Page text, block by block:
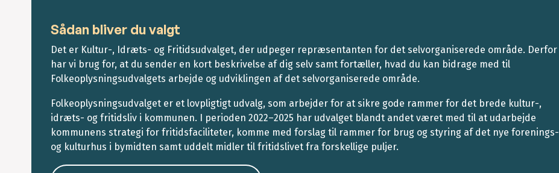
Sådan bliver du valgt
Det er Kultur-, Idræts- og Fritidsudvalget, der udpeger repræsentanten for det selvorganiserede område. Derfor
har vi brug for, at du sender en kort beskrivelse af dig selv samt fortæller, hvad du kan bidrage med til
Folkeoplysningsudvalgets arbejde og udviklingen af det selvorganiserede område.
Folkeoplysningsudvalget er et lovpligtigt udvalg, som arbejder for at sikre gode rammer for det brede kultur-,
idræts- og fritidsliv i kommunen. I perioden 2022–2025 har udvalget blandt andet været med til at udarbejde
kommunens strategi for fritidsfaciliteter, komme med forslag til rammer for brug og styring af det nye forenings-
og kulturhus i bymidten samt uddelt midler til fritidslivet fra forskellige puljer.